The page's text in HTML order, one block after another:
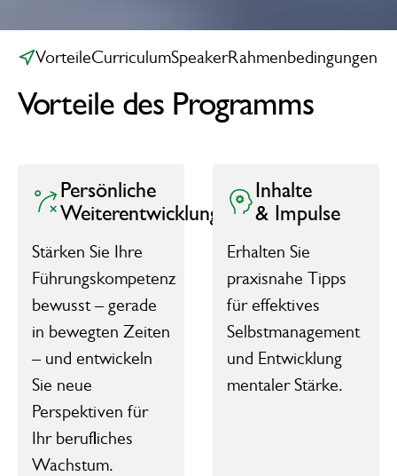
VorteileCurriculumSpeakerRahmenbedingungen
Vorteile des Programms
Persönliche
Weiterentwicklung
Stärken Sie Ihre
Führungskompetenz
bewusst – gerade
in bewegten Zeiten
– und entwickeln
Sie neue
Perspektiven für
Ihr berufliches
Wachstum.
Inhalte
& Impulse
Erhalten Sie
praxisnahe Tipps
für effektives
Selbstmanagement
und Entwicklung
mentaler Stärke.